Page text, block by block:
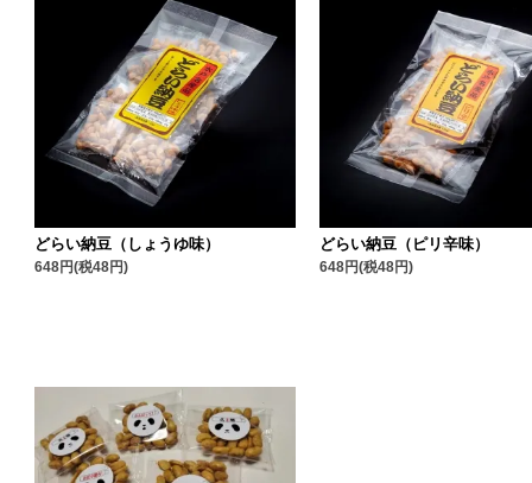
どらい納豆（しょうゆ味）
648円(税48円)
どらい納豆（ピリ辛味）
648円(税48円)